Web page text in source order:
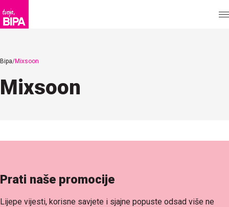
Bipa Mixsoon
Mixsoon
Prati naše promocije
Lijepe vijesti, korisne savjete i sjajne popuste odsad više ne